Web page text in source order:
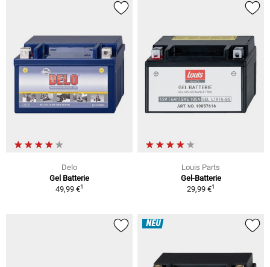
Delo
Gel Batterie
49,99 €1
Louis Parts
Gel-Batterie
29,99 €1
NEU